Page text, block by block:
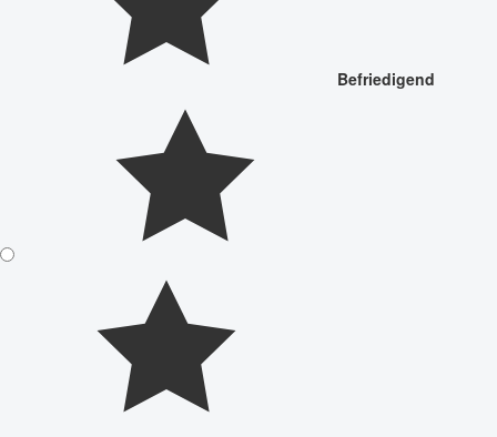
Befriedigend